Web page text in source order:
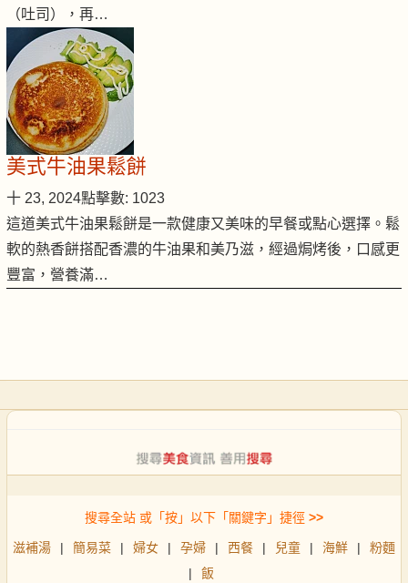
（吐司），再…
美式牛油果鬆餅
十 23, 2024點擊數: 1023
這道美式牛油果鬆餅是一款健康又美味的早餐或點心選擇。鬆
軟的熱香餅搭配香濃的牛油果和美乃滋，經過焗烤後，口感更
豐富，營養滿…
搜尋全站 或「按」以下「關鍵字」捷徑 >>
滋補湯 | 簡易菜 | 婦女 | 孕婦 | 西餐 | 兒童 | 海鮮 |
粉麵
|
飯